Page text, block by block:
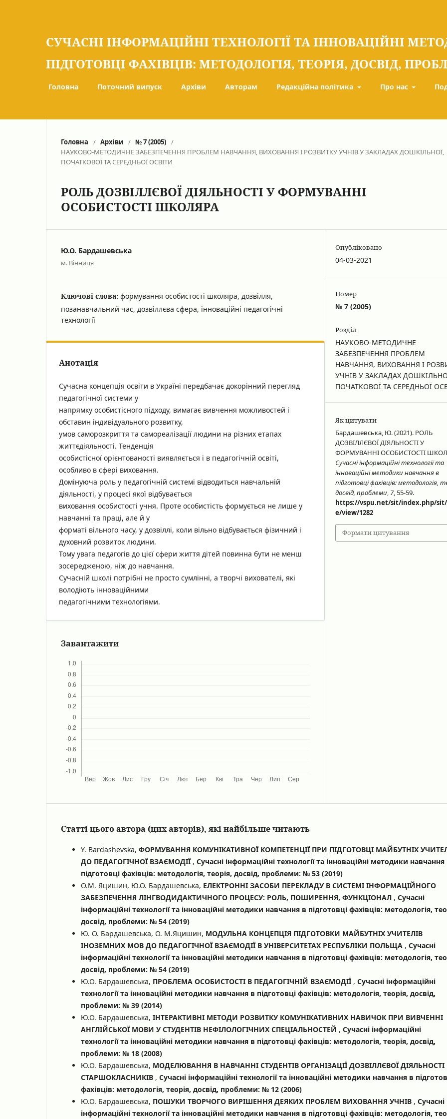
СУЧАСНІ ІНФОРМАЦІЙНІ ТЕХНОЛОГІЇ ТА ІННОВАЦІЙНІ
ПІДГОТОВЦІ ФАХІВЦІВ: МЕТОДОЛОГІЯ, ТЕОРІЯ, ДОСВІД,
Головна Поточний випуск Архіви Авторам Редакційна політика Про нас
Головна / Архіви / № 7 (2005) /
НАУКОВО-МЕТОДИЧНЕ ЗАБЕЗПЕЧЕННЯ ПРОБЛЕМ НАВЧАННЯ, ВИХОВАННЯ І РОЗВИТКУ УЧНІВ У ЗАКЛАДАХ ДОШКІЛЬНОЇ,
ПОЧАТКОВОЇ ТА СЕРЕДНЬОЇ ОСВІТИ
РОЛЬ ДОЗВІЛЛЄВОЇ ДІЯЛЬНОСТІ У ФОРМУВАННІ
ОСОБИСТОСТІ ШКОЛЯРА
Ю.О. Бардашевська
м. Вінниця
Ключові слова: формування особистості школяра, дозвілля,
позанавчальний час, дозвіллєва сфера, інноваційні педагогічні
технології
Анотація
Сучасна концепція освіти в Україні передбачає докорінний перегляд
педагогічної системи у
напрямку особистісного підходу, вимагає вивчення можливостей і
обставин індивідуального розвитку,
умов саморозкриття та самореалізації людини на різних етапах
життєдіяльності. Тенденція
особистісної орієнтованості виявляється і в педагогічній освіті,
особливо в сфері виховання.
Домінуюча роль у педагогічній системі відводиться навчальній
діяльності, у процесі якої відбувається
виховання особистості учня. Проте особистість формується не лише у
навчанні та праці, але й у
форматі вільного часу, у дозвіллі, коли вільно відбувається фізичний і
духовний розвиток людини.
Тому увага педагогів до цієї сфери життя дітей повинна бути не менш
зосередженою, ніж до навчання.
Сучасній школі потрібні не просто сумлінні, а творчі вихователі, які
володіють інноваційними
педагогічними технологіями.
Завантажити
Опубліковано
04-03-2021
Номер
№ 7 (2005)
Розділ
НАУКОВО-МЕТОДИЧНЕ
ЗАБЕЗПЕЧЕННЯ ПРОБЛЕМ
НАВЧАННЯ, ВИХОВАННЯ І
УЧНІВ У ЗАКЛАДАХ
ПОЧАТКОВОЇ ТА СЕРЕДНЬОЇ
Як цитувати
Бардашевська, Ю. (2021). РОЛЬ
ДОЗВІЛЛЄВОЇ ДІЯЛЬНОСТІ У
ФОРМУВАННІ ОСОБИСТОСТІ
Сучасні інформаційні технології та
інноваційні методики навчання в
підготовці фахівців: методологія,
досвід, проблеми, 7, 55-59.
https://vspu.net/sit/index.php/
e/view/1282
Формати цитування
Статті цього автора (цих авторів), які найбільше читають
Y. Bardashevska, ФОРМУВАННЯ КОМУНІКАТИВНОЇ КОМПЕТЕНЦІЇ ПРИ ПІДГОТОВЦІ МАЙБУТНІХ
ДО ПЕДАГОГІЧНОЇ ВЗАЄМОДІЇ , Сучасні інформаційні технології та інноваційні методики навчання
підготовці фахівців: методологія, теорія, досвід, проблеми: № 53 (2019)
О.М. Яцишин, Ю.О. Бардашевська, ЕЛЕКТРОННІ ЗАСОБИ ПЕРЕКЛАДУ В СИСТЕМІ ІНФОРМАЦІЙНОГО
ЗАБЕЗПЕЧЕННЯ ЛІНГВОДИДАКТИЧНОГО ПРОЦЕСУ: РОЛЬ, ПОШИРЕННЯ, ФУНКЦІОНАЛ , Сучасні
інформаційні технології та інноваційні методики навчання в підготовці фахівців: методологія,
досвід, проблеми: № 54 (2019)
Ю. О. Бардашевська, О. М.Яцишин, МОДУЛЬНА КОНЦЕПЦІЯ ПІДГОТОВКИ МАЙБУТНІХ УЧИТЕЛІВ
ІНОЗЕМНИХ МОВ ДО ПЕДАГОГІЧНОЇ ВЗАЄМОДІЇ В УНІВЕРСИТЕТАХ РЕСПУБЛІКИ ПОЛЬЩА , Сучасні
інформаційні технології та інноваційні методики навчання в підготовці фахівців: методологія,
досвід, проблеми: № 54 (2019)
Ю.О. Бардашевська, ПРОБЛЕМА ОСОБИСТОСТІ В ПЕДАГОГІЧНІЙ ВЗАЄМОДІЇ , Сучасні інформаційні
технології та інноваційні методики навчання в підготовці фахівців: методологія, теорія, досвід,
проблеми: № 39 (2014)
Ю.О. Бардашевська, ІНТЕРАКТИВНІ МЕТОДИ РОЗВИТКУ КОМУНІКАТИВНИХ НАВИЧОК ПРИ ВИВЧЕННІ
АНГЛІЙСЬКОЇ МОВИ У СТУДЕНТІВ НЕФІЛОЛОГІЧНИХ СПЕЦІАЛЬНОСТЕЙ , Сучасні інформаційні
технології та інноваційні методики навчання в підготовці фахівців: методологія, теорія, досвід,
проблеми: № 18 (2008)
Ю.О. Бардашевська, МОДЕЛЮВАННЯ В НАВЧАННІ СТУДЕНТІВ ОРГАНІЗАЦІЇ ДОЗВІЛЛЄВОЇ ДІЯЛЬНОСТІ
СТАРШОКЛАСНИКІВ , Сучасні інформаційні технології та інноваційні методики навчання в
фахівців: методологія, теорія, досвід, проблеми: № 12 (2006)
Ю.О. Бардашевська, ПОШУКИ ТВОРЧОГО ВИРІШЕННЯ ДЕЯКИХ ПРОБЛЕМ ВИХОВАННЯ УЧНІВ , Сучасні
інформаційні технології та інноваційні методики навчання в підготовці фахівців: методологія,